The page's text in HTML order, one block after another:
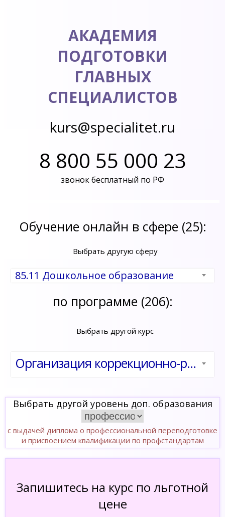
АКАДЕМИЯ
ПОДГОТОВКИ
ГЛАВНЫХ
СПЕЦИАЛИСТОВ
kurs@specialitet.ru
8 800 55 000 23
звонок бесплатный по РФ
Обучение онлайн в сфере (25):
Выбрать другую сферу
85.11 Дошкольное образование
по программе (206):
Выбрать другой курс
Организация коррекционно-развивающей работы с дошкольниками с ОВЗ в условиях инклюзивного образования
Выбрать другой уровень доп. образования
с выдачей диплома о профессиональной переподготовке
и присвоением квалификации по профстандартам
Запишитесь на курс по льготной
цене